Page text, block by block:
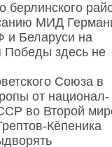
берлинского
МИД
и Беларуси на
Победы здесь не
Союза в
от национал-
во Второй
Кёпеника